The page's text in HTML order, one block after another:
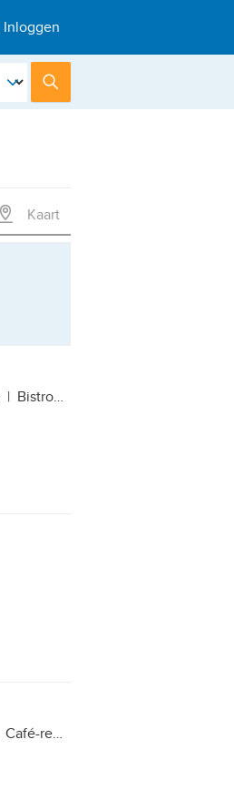
Inloggen
Kaart
| Bistro |
Café-restaurant